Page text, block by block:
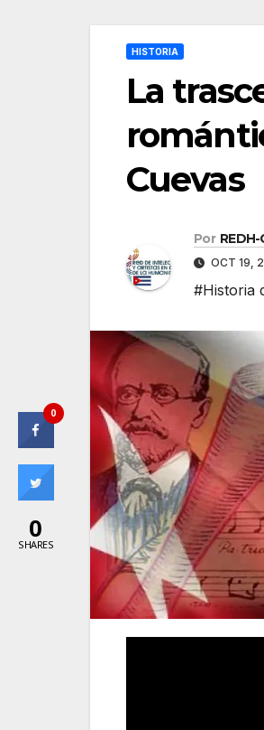
HISTORIA
La
Cuevas
Por
OCT 19,
#Historia
0
0
SHARES